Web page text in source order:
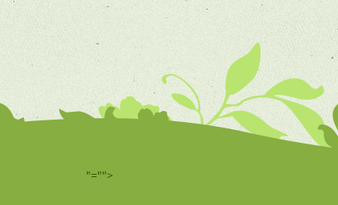
"="">